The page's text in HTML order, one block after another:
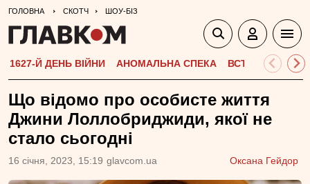
ГОЛОВНА СКОТЧ ШОУ-БІЗ
1627-Й ДЕНЬ ВІЙНИ АНОМАЛЬНА СПЕКА ВСТУПНА
Що відомо про особисте життя
Джини Лоллобриджиди, якої не
стало сьогодні
16 сiчня, 2023, 15:19 glavcom.ua Оксана Гейдор